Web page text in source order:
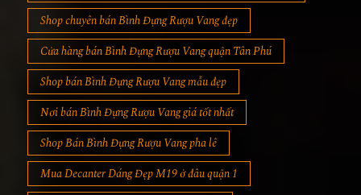
Shop chuyên bán Bình Đựng Rượu Vang đẹp
Cửa hàng bán Bình Đựng Rượu Vang quận Tân Phú
Shop bán Bình Đựng Rượu Vang mẫu đẹp
Nơi bán Bình Đựng Rượu Vang giá tốt nhất
Shop Bán Bình Đựng Rượu Vang pha lê
Mua Decanter Dáng Đẹp M19 ở đâu quận 1